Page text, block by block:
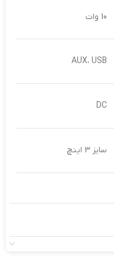
10 وات
AUX، USB
DC
سایز 3 اینچ